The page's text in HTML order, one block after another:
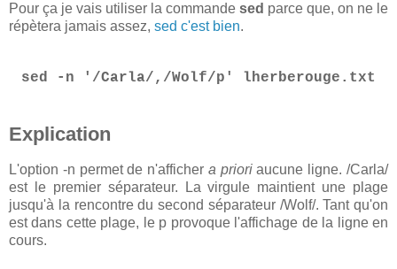
Pour ça je vais utiliser la commande sed parce que, on ne le
répètera jamais assez, sed c'est bien.
sed -n '/Carla/,/Wolf/p' lherberouge.txt
Explication
L'option -n permet de n'afficher a prioriaucune ligne. /Carla/
est le premier séparateur. La virgule maintient une plage
jusqu'à la rencontre du second séparateur /Wolf/. Tant qu'on
est dans cette plage, le p provoque l'affichage de la ligne en
cours.